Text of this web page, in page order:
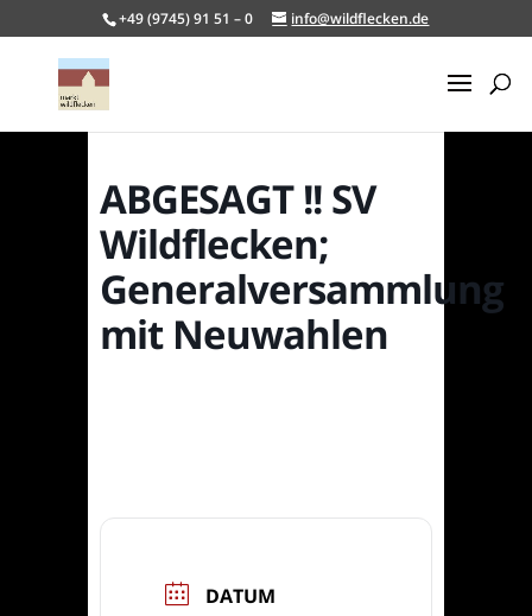
+49 (9745) 91 51 – 0 info@wildflecken.de
ABGESAGT !! SV
Wildflecken;
Generalversammlung
mit Neuwahlen
DATUM